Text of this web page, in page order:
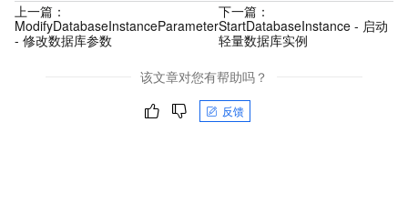
上一篇：
ModifyDatabaseInstanceParameter
- 修改数据库参数
下一篇：
StartDatabaseInstance - 启动
轻量数据库实例
该文章对您有帮助吗？
反馈